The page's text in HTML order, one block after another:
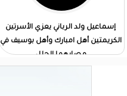
إسماعيل ولد الرباني يعزي الأسرتين
الكريمتين أهل امبارك وأهل بوسيف في
مصابهما الجلل